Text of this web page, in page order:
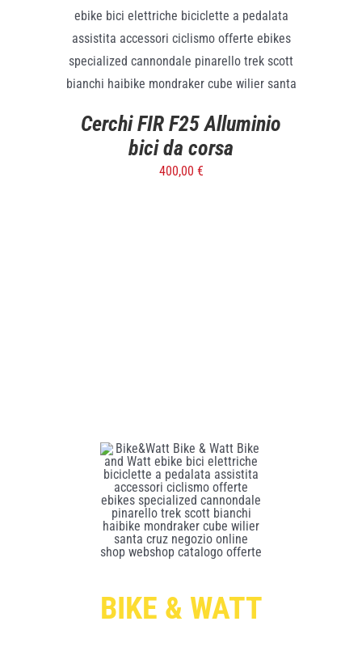
SELECT OPTIONS / DETTAGLI
Cerchi FIR F25 Alluminio
bici da corsa
400,00 €
BIKE & WATT